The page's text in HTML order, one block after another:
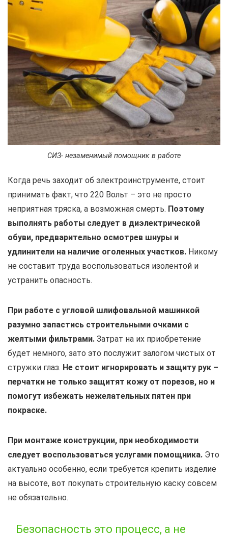
СИЗ- незаменимый помощник в работе
Когда речь заходит об электроинструменте, стоит
принимать факт, что 220 Вольт – это не просто
неприятная тряска, а возможная смерть. Поэтому
выполнять работы следует в диэлектрической
обуви, предварительно осмотрев шнуры и
удлинители на наличие оголенных участков. Никому
не составит труда воспользоваться изолентой и
устранить опасность.
При работе с угловой шлифовальной машинкой
разумно запастись строительными очками с
желтыми фильтрами. Затрат на их приобретение
будет немного, зато это послужит залогом чистых от
стружки глаз. Не стоит игнорировать и защиту рук –
перчатки не только защитят кожу от порезов, но и
помогут избежать нежелательных пятен при
покраске.
При монтаже конструкции, при необходимости
следует воспользоваться услугами помощника. Это
актуально особенно, если требуется крепить изделие
на высоте, вот покупать строительную каску совсем
не обязательно.
Безопасность это процесс, а не